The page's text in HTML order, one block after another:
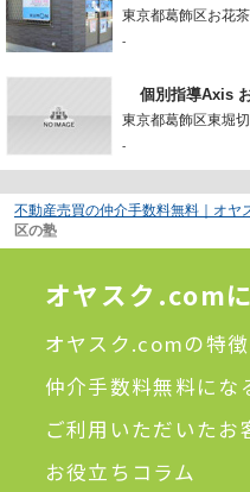
東京都葛飾区お花
-
個別指導Axis
東京都葛飾区東堀
-
不動産売買の仲介手数料無料｜オヤ
区の塾
オヤスク.com
オヤスク.comの特徴
仲介手数料無料にな
ご利用いただいたお
お役立ちコラム